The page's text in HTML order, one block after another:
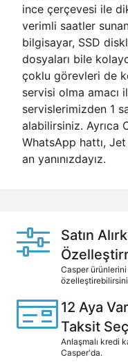
ince çerçevesi ile
verimli saatler
bilgisayar, SSD
dosyaları bile
çoklu görevleri de
servisi olma amacı
servislerimizden 1
alabilirsiniz. Ayrıca
WhatsApp hattı,
an yanınızdayız.
Satın
Casper ürünlerini
12 Aya
Taksit
Anlaşmalı kredi
Casper'da.